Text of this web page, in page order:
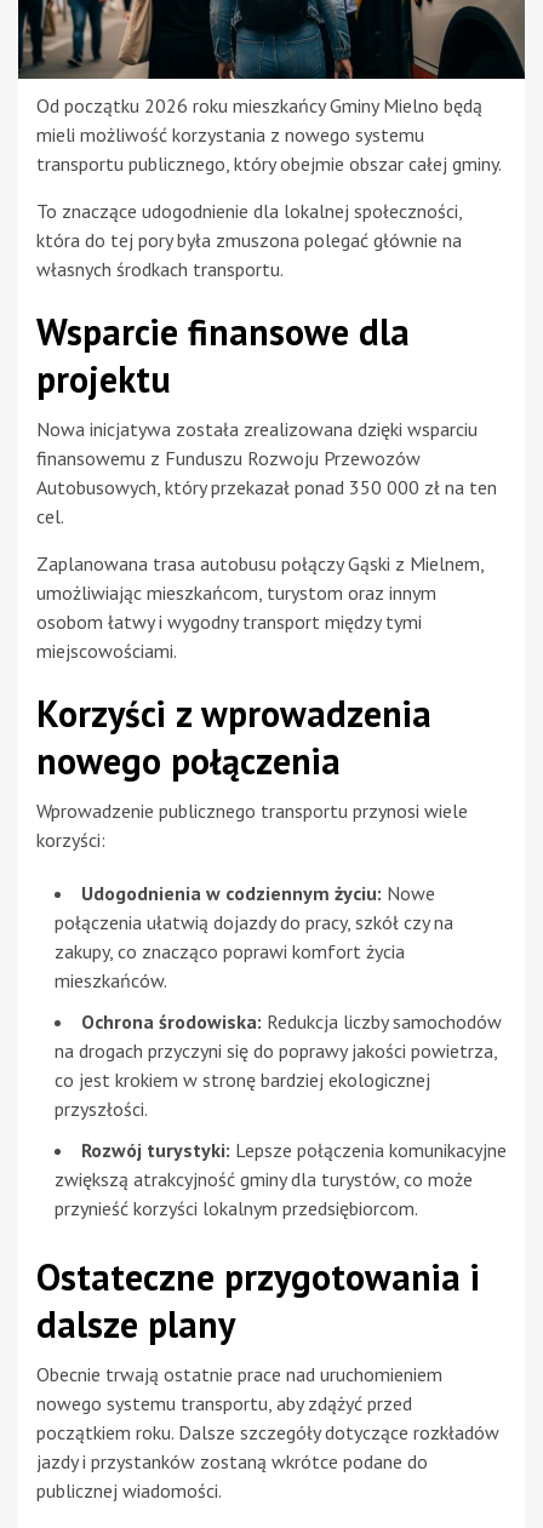
Od początku 2026 roku mieszkańcy Gminy Mielno będą
mieli możliwość korzystania z nowego systemu
transportu publicznego, który obejmie obszar całej gminy.
To znaczące udogodnienie dla lokalnej społeczności,
która do tej pory była zmuszona polegać głównie na
własnych środkach transportu.
Wsparcie finansowe dla
projektu
Nowa inicjatywa została zrealizowana dzięki wsparciu
finansowemu z Funduszu Rozwoju Przewozów
Autobusowych, który przekazał ponad 350 000 zł na ten
cel.
Zaplanowana trasa autobusu połączy Gąski z Mielnem,
umożliwiając mieszkańcom, turystom oraz innym
osobom łatwy i wygodny transport między tymi
miejscowościami.
Korzyści z wprowadzenia
nowego połączenia
Wprowadzenie publicznego transportu przynosi wiele
korzyści:
Udogodnienia w codziennym życiu: Nowe
połączenia ułatwią dojazdy do pracy, szkół czy na
zakupy, co znacząco poprawi komfort życia
mieszkańców.
Ochrona środowiska: Redukcja liczby samochodów
na drogach przyczyni się do poprawy jakości powietrza,
co jest krokiem w stronę bardziej ekologicznej
przyszłości.
Rozwój turystyki: Lepsze połączenia komunikacyjne
zwiększą atrakcyjność gminy dla turystów, co może
przynieść korzyści lokalnym przedsiębiorcom.
Ostateczne przygotowania i
dalsze plany
Obecnie trwają ostatnie prace nad uruchomieniem
nowego systemu transportu, aby zdążyć przed
początkiem roku. Dalsze szczegóły dotyczące rozkładów
jazdy i przystanków zostaną wkrótce podane do
publicznej wiadomości.